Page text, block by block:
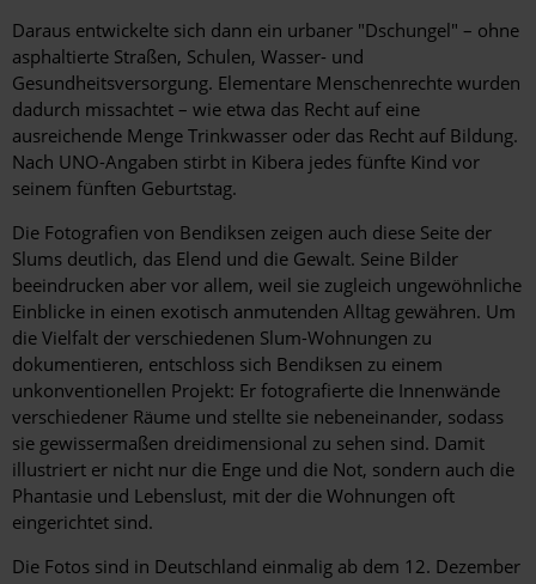
Daraus entwickelte sich dann ein urbaner "Dschungel" – ohne
asphaltierte Straßen, Schulen, Wasser- und
Gesundheitsversorgung. Elementare Menschenrechte wurden
dadurch missachtet – wie etwa das Recht auf eine
ausreichende Menge Trinkwasser oder das Recht auf Bildung.
Nach UNO-Angaben stirbt in Kibera jedes fünfte Kind vor
seinem fünften Geburtstag.
Die Fotografien von Bendiksen zeigen auch diese Seite der
Slums deutlich, das Elend und die Gewalt. Seine Bilder
beeindrucken aber vor allem, weil sie zugleich ungewöhnliche
Einblicke in einen exotisch anmutenden Alltag gewähren. Um
die Vielfalt der verschiedenen Slum-Wohnungen zu
dokumentieren, entschloss sich Bendiksen zu einem
unkonventionellen Projekt: Er fotografierte die Innenwände
verschiedener Räume und stellte sie nebeneinander, sodass
sie gewissermaßen dreidimensional zu sehen sind. Damit
illustriert er nicht nur die Enge und die Not, sondern auch die
Phantasie und Lebenslust, mit der die Wohnungen oft
eingerichtet sind.
Die Fotos sind in Deutschland einmalig ab dem 12. Dezember